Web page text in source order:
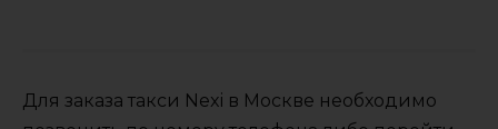
Для заказа такси Nexi в Москве необходимо